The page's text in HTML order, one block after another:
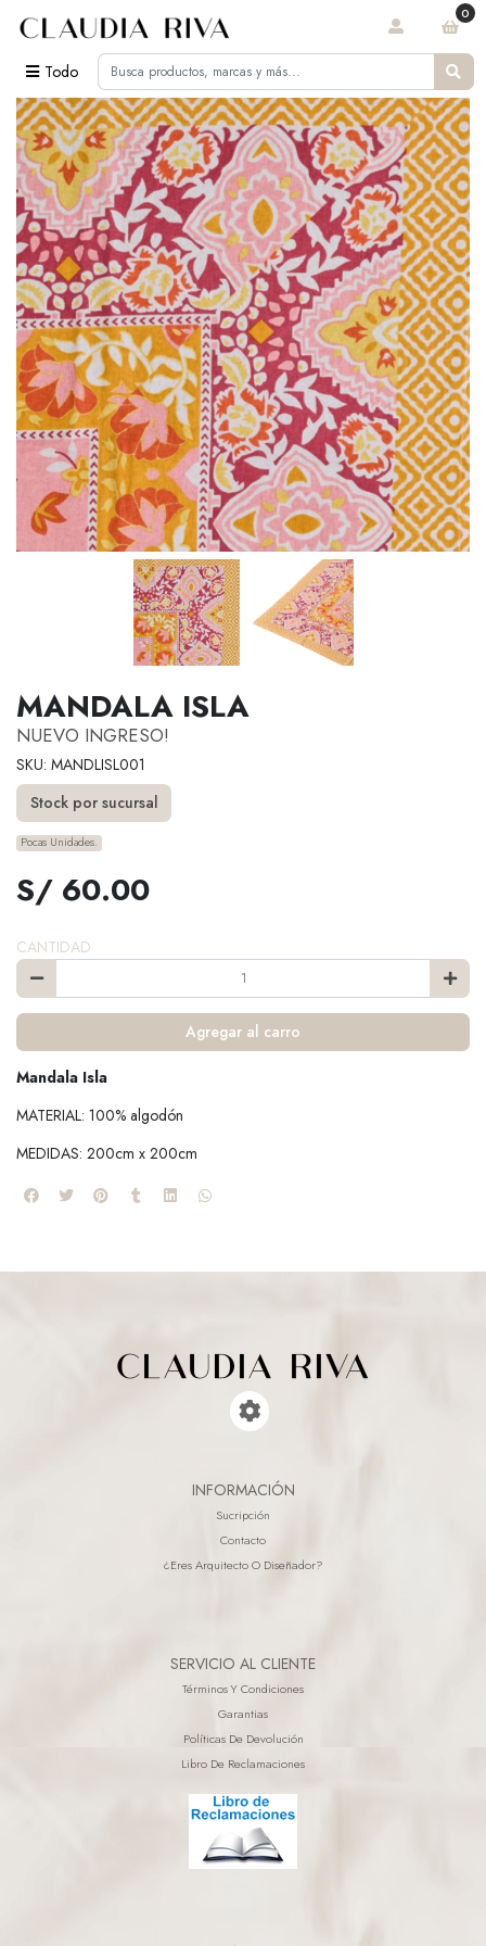
Todo
0
MANDALA ISLA
NUEVO INGRESO!
SKU: MANDLISL001
Stock por sucursal
Pocas Unidades.
S/ 60.00
CANTIDAD
Agregar al carro
Mandala Isla
MATERIAL: 100% algodón
MEDIDAS: 200cm x 200cm
INFORMACIÓN
Sucripción
Contacto
¿eres Arquitecto O Diseñador?
SERVICIO AL CLIENTE
Términos Y Condiciones
Garantias
Políticas De Devolución
Libro De Reclamaciones